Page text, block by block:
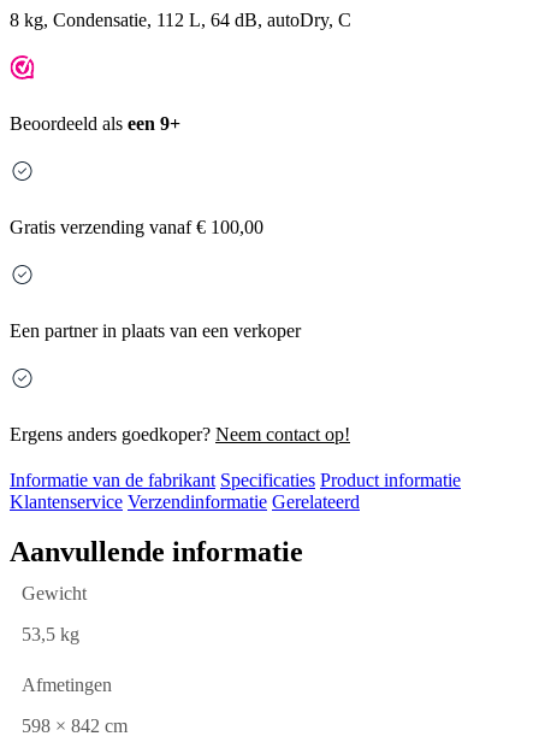
8 kg, Condensatie, 112 L, 64 dB, autoDry, C
Beoordeeld als een 9+
Gratis verzending vanaf € 100,00
Een partner in plaats van een verkoper
Ergens anders goedkoper? Neem contact op!
Informatie van de fabrikant Specificaties Product informatie
Klantenservice Verzendinformatie Gerelateerd
Aanvullende informatie
Gewicht
53,5 kg
Afmetingen
598 × 842 cm